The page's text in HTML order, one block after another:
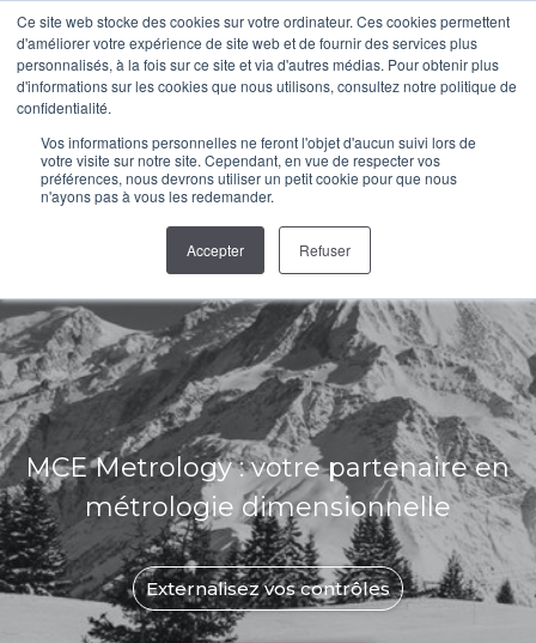
Ce site web stocke des cookies sur votre ordinateur. Ces cookies permettent
d'améliorer votre expérience de site web et de fournir des services plus
personnalisés, à la fois sur ce site et via d'autres médias. Pour obtenir plus
d'informations sur les cookies que nous utilisons, consultez notre politique de
confidentialité.
Vos informations personnelles ne feront l'objet d'aucun suivi lors de
votre visite sur notre site. Cependant, en vue de respecter vos
préférences, nous devrons utiliser un petit cookie pour que nous
n'ayons pas à vous les redemander.
Accepter Refuser
LinkedIn
page
in
new
YouTube
page
in
new
MCE Metrology : votre partenaire en
métrologie dimensionnelle
Externalisez vos contrôles